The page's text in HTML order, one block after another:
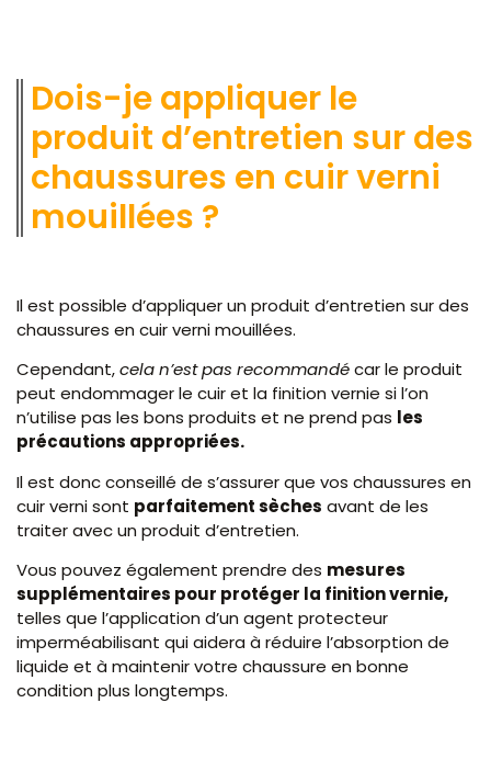
Dois-je appliquer le
produit d’entretien sur des
chaussures en cuir verni
mouillées ?
Il est possible d’appliquer un produit d’entretien sur des
chaussures en cuir verni mouillées.
Cependant,cela n’est pas recommandécar le produit
peut endommager le cuir et la finition vernie si l’on
n’utilise pas les bons produits et ne prend pas les
précautions appropriées.
Il est donc conseillé de s’assurer que vos chaussures en
cuir verni sont parfaitement sèches avant de les
traiter avec un produit d’entretien.
Vous pouvez également prendre des mesures
supplémentaires pour protéger la finition vernie,
telles que l’application d’un agent protecteur
imperméabilisant qui aidera à réduire l’absorption de
liquide et à maintenir votre chaussure en bonne
condition plus longtemps.